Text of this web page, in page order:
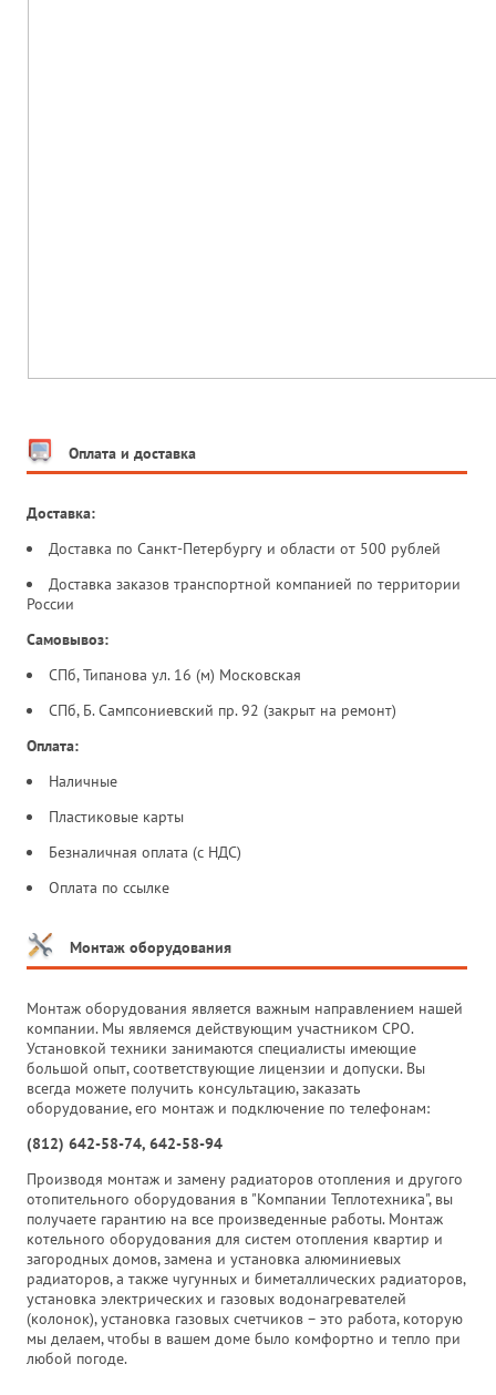
Оплата и доставка
Доставка:
Доставка по Санкт-Петербургу и области от 500 рублей
Доставка заказов транспортной компанией по территории
России
Самовывоз:
СПб, Типанова ул. 16 (м) Московская
СПб, Б. Сампсониевский пр. 92 (закрыт на ремонт)
Оплата:
Наличные
Пластиковые карты
Безналичная оплата (с НДС)
Оплата по ссылке
Монтаж оборудования
Монтаж оборудования является важным направлением нашей
компании. Мы являемся действующим участником СРО.
Установкой техники занимаются специалисты имеющие
большой опыт, соответствующие лицензии и допуски. Вы
всегда можете получить консультацию, заказать
оборудование, его монтаж и подключение по телефонам:
(812) 642-58-74, 642-58-94
Производя монтаж и замену радиаторов отопления и другого
отопительного оборудования в "Компании Теплотехника", вы
получаете гарантию на все произведенные работы. Монтаж
котельного оборудования для систем отопления квартир и
загородных домов, замена и установка алюминиевых
радиаторов, а также чугунных и биметаллических радиаторов,
установка электрических и газовых водонагревателей
(колонок), установка газовых счетчиков – это работа, которую
мы делаем, чтобы в вашем доме было комфортно и тепло при
любой погоде.